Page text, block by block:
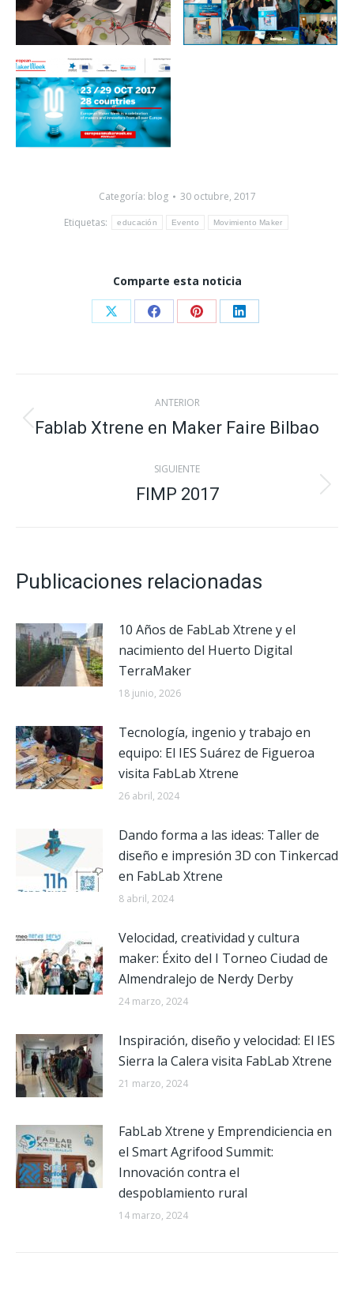
Categoría: blog
30 octubre, 2017
Etiquetas:
educación Evento Movimiento Maker
Comparte esta noticia
Share Share Share Share
Navegación
entre
publicaciones
ANTERIOR
Publicación
Fablab Xtrene en Maker Faire Bilbao
SIGUIENTE
Publicación
FIMP 2017
Publicaciones relacionadas
10 Años de FabLab Xtrene y el
nacimiento del Huerto Digital
TerraMaker
18 junio, 2026
Tecnología, ingenio y trabajo en
equipo: El IES Suárez de Figueroa
visita FabLab Xtrene
26 abril, 2024
Dando forma a las ideas: Taller de
diseño e impresión 3D con Tinkercad
en FabLab Xtrene
8 abril, 2024
Velocidad, creatividad y cultura
maker: Éxito del I Torneo Ciudad de
Almendralejo de Nerdy Derby
24 marzo, 2024
Inspiración, diseño y velocidad: El IES
Sierra la Calera visita FabLab Xtrene
21 marzo, 2024
FabLab Xtrene y Emprendiciencia en
el Smart Agrifood Summit:
Innovación contra el
despoblamiento rural
14 marzo, 2024